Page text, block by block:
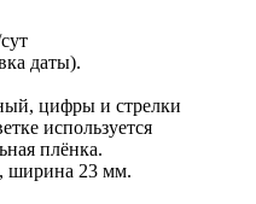
даты).
цифры и стрелки
используется
плёнка.
ширина 23 мм.